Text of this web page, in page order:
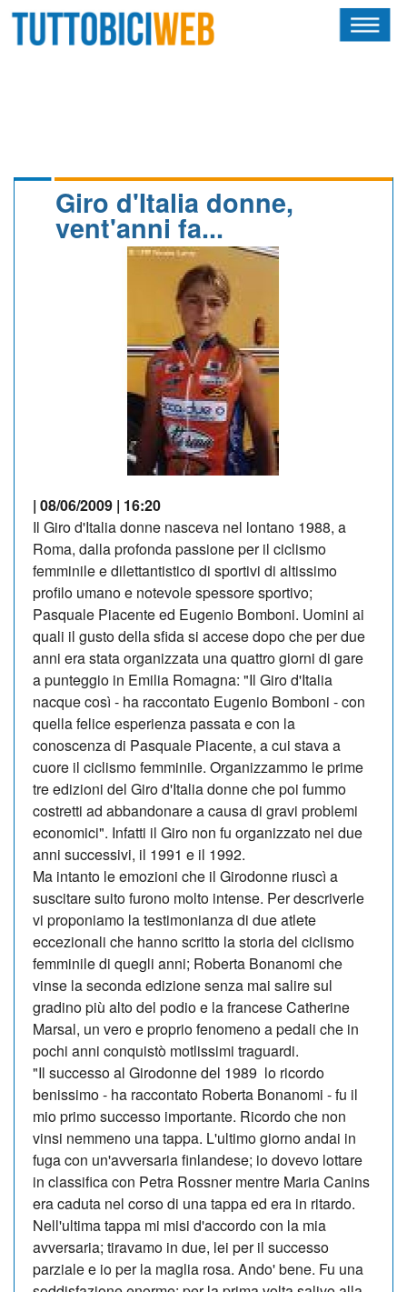
CALENDARIO
Giro d'Italia donne,
vent'anni fa...
| 08/06/2009 | 16:20
Il Giro d'Italia donne nasceva nel lontano 1988, a
Roma, dalla profonda passione per il ciclismo
femminile e dilettantistico di sportivi di altissimo
profilo umano e notevole spessore sportivo;
Pasquale Piacente ed Eugenio Bomboni. Uomini ai
quali il gusto della sfida si accese dopo che per due
anni era stata organizzata una quattro giorni di gare
a punteggio in Emilia Romagna: "Il Giro d'Italia
nacque così - ha raccontato Eugenio Bomboni - con
quella felice esperienza passata e con la
conoscenza di Pasquale Piacente, a cui stava a
cuore il ciclismo femminile. Organizzammo le prime
tre edizioni del Giro d'Italia donne che poi fummo
costretti ad abbandonare a causa di gravi problemi
economici". Infatti il Giro non fu organizzato nei due
anni successivi, il 1991 e il 1992.
Ma intanto le emozioni che il Girodonne riuscì a
suscitare suito furono molto intense. Per descriverle
vi proponiamo la testimonianza di due atlete
eccezionali che hanno scritto la storia del ciclismo
femminile di quegli anni; Roberta Bonanomi che
vinse la seconda edizione senza mai salire sul
gradino più alto del podio e la francese Catherine
Marsal, un vero e proprio fenomeno a pedali che in
pochi anni conquistò motlissimi traguardi.
"Il successo al Girodonne del 1989 lo ricordo
benissimo - ha raccontato Roberta Bonanomi - fu il
mio primo successo importante. Ricordo che non
vinsi nemmeno una tappa. L'ultimo giorno andai in
fuga con un'avversaria finlandese; io dovevo lottare
in classifica con Petra Rossner mentre Maria Canins
era caduta nel corso di una tappa ed era in ritardo.
Nell'ultima tappa mi misi d'accordo con la mia
avversaria; tiravamo in due, lei per il successo
parziale e io per la maglia rosa. Ando' bene. Fu una